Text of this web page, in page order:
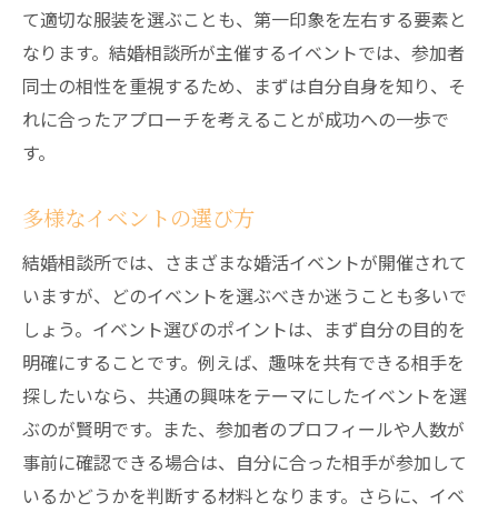
て適切な服装を選ぶことも、第一印象を左右する要素と
なります。結婚相談所が主催するイベントでは、参加者
同士の相性を重視するため、まずは自分自身を知り、そ
れに合ったアプローチを考えることが成功への一歩で
す。
多様なイベントの選び方
結婚相談所では、さまざまな婚活イベントが開催されて
いますが、どのイベントを選ぶべきか迷うことも多いで
しょう。イベント選びのポイントは、まず自分の目的を
明確にすることです。例えば、趣味を共有できる相手を
探したいなら、共通の興味をテーマにしたイベントを選
ぶのが賢明です。また、参加者のプロフィールや人数が
事前に確認できる場合は、自分に合った相手が参加して
いるかどうかを判断する材料となります。さらに、イベ